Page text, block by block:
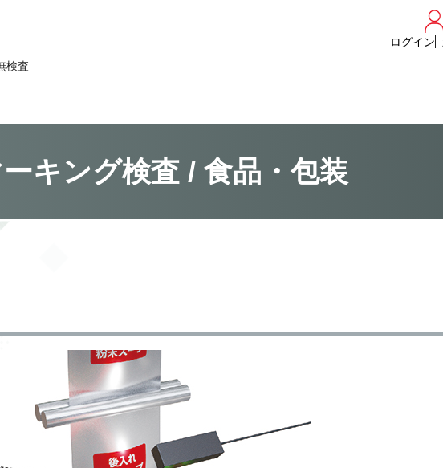
ログイン
検査
キング検査 / 食品・包装